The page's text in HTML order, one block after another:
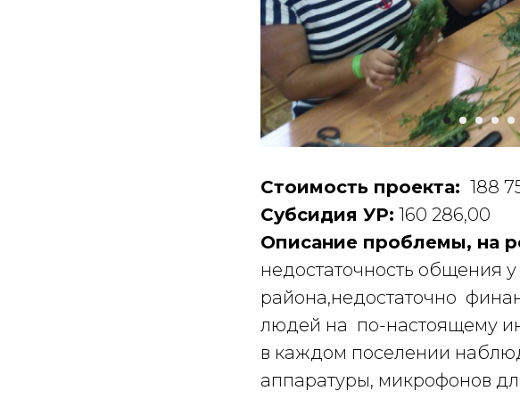
Стоимость проекта: 188
Субсидия УР: 160 286,00
Описание проблемы, на
недостаточность общения
района,недостаточно
людей на по-настоящему
в каждом поселении
аппаратуры, микрофонов